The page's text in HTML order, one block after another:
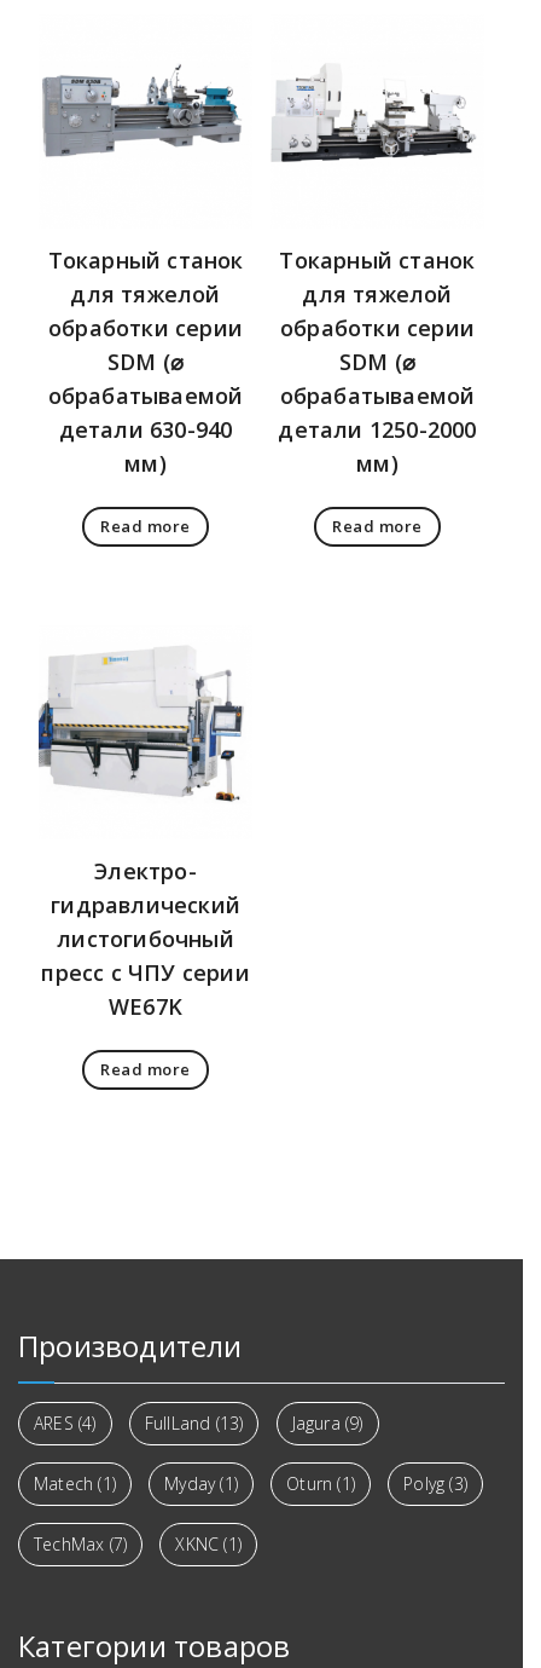
Токарный станок
для тяжелой
обработки серии
SDM (⌀
обрабатываемой
детали 630-940
мм)
Read more
Токарный станок
для тяжелой
обработки серии
SDM (⌀
обрабатываемой
детали 1250-2000
мм)
Read more
Электро-
гидравлический
листогибочный
пресс с ЧПУ серии
WE67K
Read more
Производители
ARES (4) FullLand (13) Jagura (9)
Matech (1) Myday(1) Oturn (1) Polyg (3)
TechMax (7) XKNC (1)
Категории товаров